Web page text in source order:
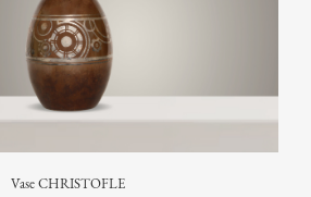
Vase CHRISTOFLE